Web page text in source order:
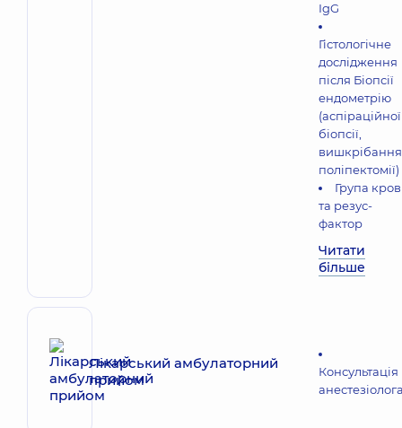
IgG
Гістологічне
дослідження
після Біопсії
ендометрію
(аспіраційної
біопсії,
поліпектомії)
Група
та резус-
фактор
Читати
більше
Лікарський амбулаторний
прийом
Консультація